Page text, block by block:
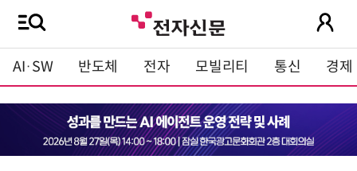
AI·SW 반도체 전자 모빌리티 통신 경제